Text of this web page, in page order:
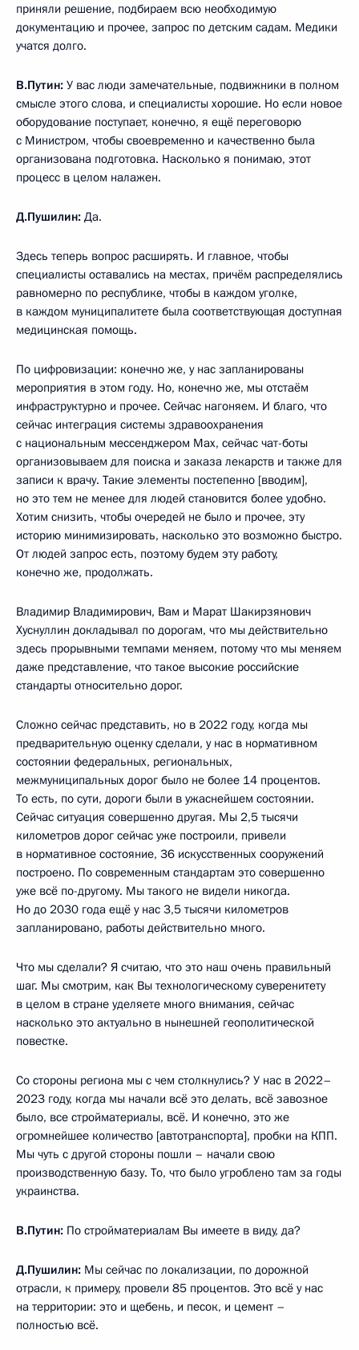
приняли решение, подбираем всю необходимую
документацию и прочее, запрос по детским садам. Медики
учатся долго.
В.Путин: У вас люди замечательные, подвижники в полном
смысле этого слова, и специалисты хорошие. Но если новое
оборудование поступает, конечно, я ещё переговорю
с Министром, чтобы своевременно и качественно была
организована подготовка. Насколько я понимаю, этот
процесс в целом налажен.
Д.Пушилин: Да.
Здесь теперь вопрос расширять. И главное, чтобы
специалисты оставались на местах, причём распределялись
равномерно по республике, чтобы в каждом уголке,
в каждом муниципалитете была соответствующая доступная
медицинская помощь.
По цифровизации: конечно же, у нас запланированы
мероприятия в этом году. Но, конечно же, мы отстаём
инфраструктурно и прочее. Сейчас нагоняем. И благо, что
сейчас интеграция системы здравоохранения
с национальным мессенджером Mах, сейчас чат-боты
организовываем для поиска и заказа лекарств и также для
записи к врачу. Такие элементы постепенно [вводим],
но это тем не менее для людей становится более удобно.
Хотим снизить, чтобы очередей не было и прочее, эту
историю минимизировать, насколько это возможно быстро.
От людей запрос есть, поэтому будем эту работу,
конечно же, продолжать.
Владимир Владимирович, Вам и Марат Шакирзянович
Хуснуллин докладывал по дорогам, что мы действительно
здесь прорывными темпами меняем, потому что мы меняем
даже представление, что такое высокие российские
стандарты относительно дорог.
Сложно сейчас представить, но в 2022 году, когда мы
предварительную оценку сделали, у нас в нормативном
состоянии федеральных, региональных,
межмуниципальных дорог было не более 14 процентов.
То есть, по сути, дороги были в ужаснейшем состоянии.
Сейчас ситуация совершенно другая. Мы 2,5 тысячи
километров дорог сейчас уже построили, привели
в нормативное состояние, 36 искусственных сооружений
построено. По современным стандартам это совершенно
уже всё по-другому. Мы такого не видели никогда.
Но до 2030 года ещё у нас 3,5 тысячи километров
запланировано, работы действительно много.
Что мы сделали? Я считаю, что это наш очень правильный
шаг. Мы смотрим, как Вы технологическому суверенитету
в целом в стране уделяете много внимания, сейчас
насколько это актуально в нынешней геополитической
повестке.
Со стороны региона мы с чем столкнулись? У нас в 2022–
2023 году, когда мы начали всё это делать, всё завозное
было, все стройматериалы, всё. И конечно, это же
огромнейшее количество [автотранспорта], пробки на КПП.
Мы чуть с другой стороны пошли – начали свою
производственную базу. То, что было угроблено там за годы
украинства.
В.Путин: По стройматериалам Вы имеете в виду, да?
Д.Пушилин: Мы сейчас по локализации, по дорожной
отрасли, к примеру, провели 85 процентов. Это всё у нас
на территории: это и щебень, и песок, и цемент –
полностью всё.